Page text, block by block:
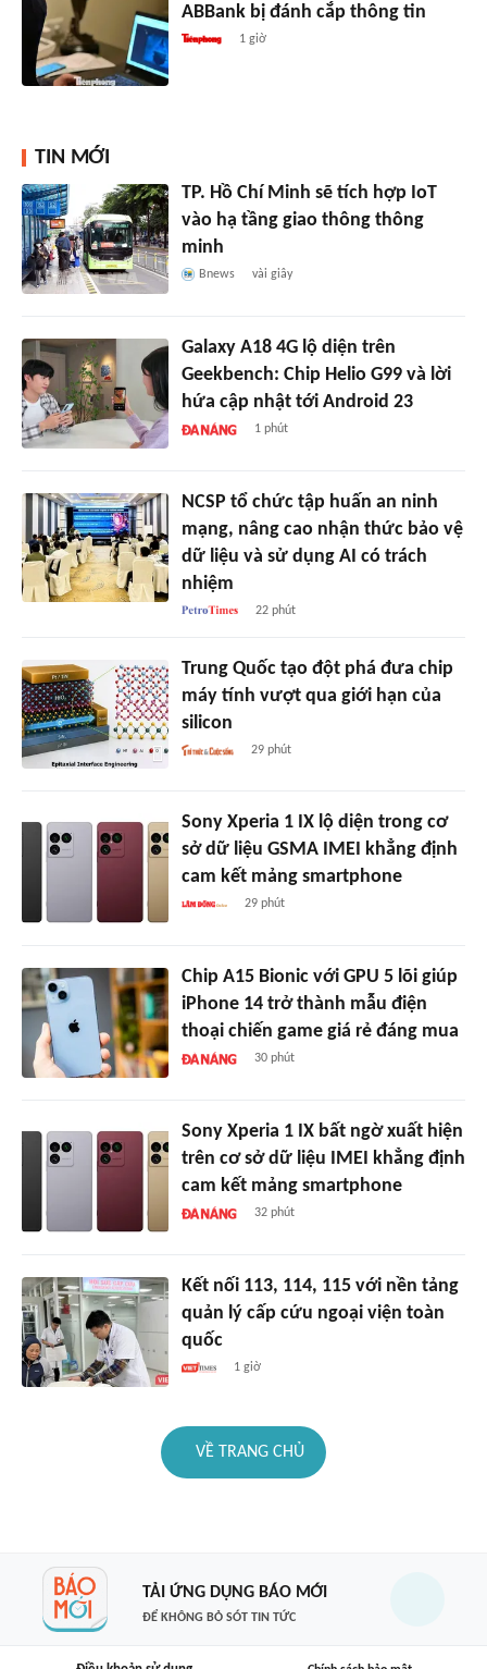
ABBank bị đánh cắp thông tin
1 giờ
TIN MỚI
TP. Hồ Chí Minh sẽ tích hợp IoT
vào hạ tầng giao thông thông
minh
Bnews vài giây
Galaxy A18 4G lộ diện trên
Geekbench: Chip Helio G99 và lời
hứa cập nhật tới Android 23
1 phút
NCSP tổ chức tập huấn an ninh
mạng, nâng cao nhận thức bảo vệ
dữ liệu và sử dụng AI có trách
nhiệm
22 phút
Trung Quốc tạo đột phá đưa chip
máy tính vượt qua giới hạn của
silicon
29 phút
Sony Xperia 1 IX lộ diện trong cơ
sở dữ liệu GSMA IMEI khẳng định
cam kết mảng smartphone
29 phút
Chip A15 Bionic với GPU 5 lõi giúp
iPhone 14 trở thành mẫu điện
thoại chiến game giá rẻ đáng mua
30 phút
Sony Xperia 1 IX bất ngờ xuất hiện
trên cơ sở dữ liệu IMEI khẳng định
cam kết mảng smartphone
32 phút
Kết nối 113, 114, 115 với nền tảng
quản lý cấp cứu ngoại viện toàn
quốc
1 giờ
VỀ TRANG CHỦ
TẢI ỨNG DỤNG BÁO MỚI
ĐỂ KHÔNG BỎ SÓT TIN TỨC